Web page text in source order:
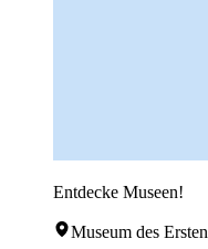
Entdecke Museen!
Museum des